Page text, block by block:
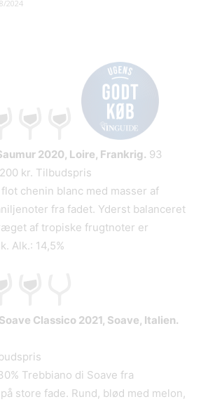
2024
2020, Loire, Frankrig. 93
kr. Tilbudspris
chenin blanc med masser af
fra fadet. Yderst balanceret
af tropiske frugtnoter er
Alk.: 14,5%
Classico 2021, Soave, Italien.
Trebbiano di Soave fra
store fade. Rund, blød med melon,